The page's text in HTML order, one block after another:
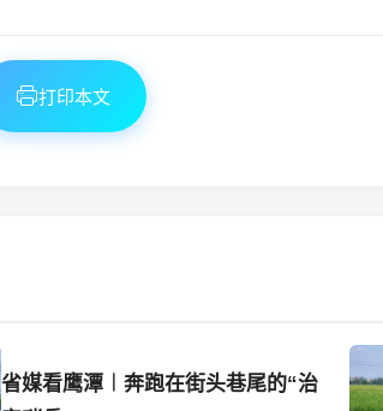
打印本文
省媒看鹰潭︱奔跑在街头巷尾的“治